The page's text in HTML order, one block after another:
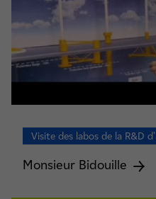
Visite des labos de la R&D
Monsieur Bidouille